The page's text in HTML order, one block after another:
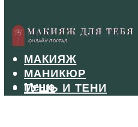
БРОВИ
ВОЛОСЫ
МАКИЯЖ
МАНИКЮР
ТУШЬ И ТЕНИ
Меню